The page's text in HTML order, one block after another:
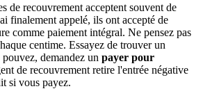
de recouvrement acceptent souvent de
finalement appelé, ils ont accepté de
comme paiement intégral. Ne pensez pas
centime. Essayez de trouver un
demandez un payer pour
de recouvrement retire l'entrée négative
si vous payez.